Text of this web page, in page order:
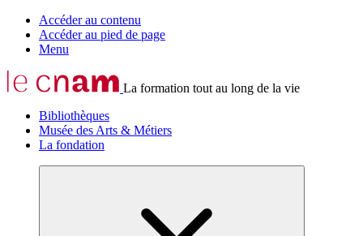
Accéder au contenu
Accéder au pied de page
Menu
La formation tout au long de la vie
Bibliothèques
Musée des Arts & Métiers
La fondation